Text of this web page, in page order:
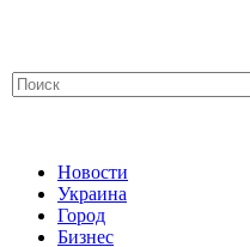
Новости
Украина
Город
Бизнес